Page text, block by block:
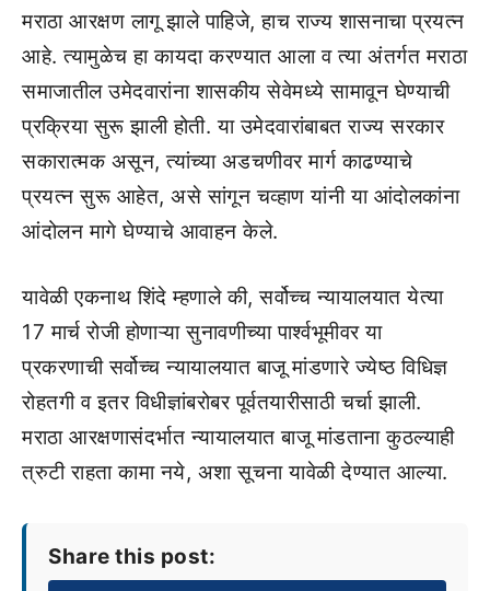
मराठा आरक्षण लागू झाले पाहिजे, हाच राज्य शासनाचा प्रयत्न
आहे. त्यामुळेच हा कायदा करण्यात आला व त्या अंतर्गत मराठा
समाजातील उमेदवारांना शासकीय सेवेमध्ये सामावून घेण्याची
प्रक्रिया सुरू झाली होती. या उमेदवारांबाबत राज्य सरकार
सकारात्मक असून, त्यांच्या अडचणीवर मार्ग काढण्याचे
प्रयत्न सुरू आहेत, असे सांगून चव्हाण यांनी या आंदोलकांना
आंदोलन मागे घेण्याचे आवाहन केले.
यावेळी एकनाथ शिंदे म्हणाले की, सर्वोच्च न्यायालयात येत्या
17 मार्च रोजी होणाऱ्या सुनावणीच्या पार्श्वभूमीवर या
प्रकरणाची सर्वोच्च न्यायालयात बाजू मांडणारे ज्येष्ठ विधिज्ञ
रोहतगी व इतर विधीज्ञांबरोबर पूर्वतयारीसाठी चर्चा झाली.
मराठा आरक्षणासंदर्भात न्यायालयात बाजू मांडताना कुठल्याही
त्रुटी राहता कामा नये, अशा सूचना यावेळी देण्यात आल्या.
Share this post: